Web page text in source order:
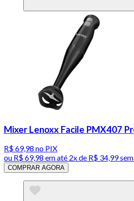
Mixer Lenoxx Facile PMX407
R$ 69,98 no PIX
ou R$ 69,98 em até 2x de R$ 34,99
COMPRAR AGORA